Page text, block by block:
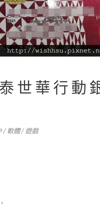
世華行動
/ 軟體 / 遊戲
，